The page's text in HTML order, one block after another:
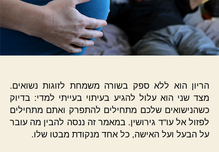
הריון הוא ללא ספק בשורה משמחת לזוגות נשואים.
מצד שני הוא עלול להגיע בעיתוי בעייתי למדי: בדיוק
כשהנישואים שלכם מתחילים להתפרק ואתם מתחילים
לפזול אל עו"ד גירושין. במאמר זה ננסה להבין מה עובר
על הבעל ועל האישה, כל אחד מנקודת מבטו שלו.